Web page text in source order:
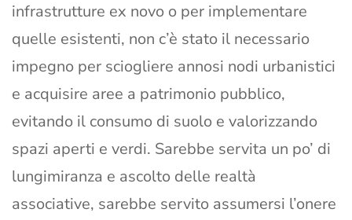
infrastrutture ex novo o per implementare
quelle esistenti, non c’è stato il necessario
impegno per sciogliere annosi nodi urbanistici
e acquisire aree a patrimonio pubblico,
evitando il consumo di suolo e valorizzando
spazi aperti e verdi. Sarebbe servita un po’ di
lungimiranza e ascolto delle realtà
associative, sarebbe servito assumersi l’onere